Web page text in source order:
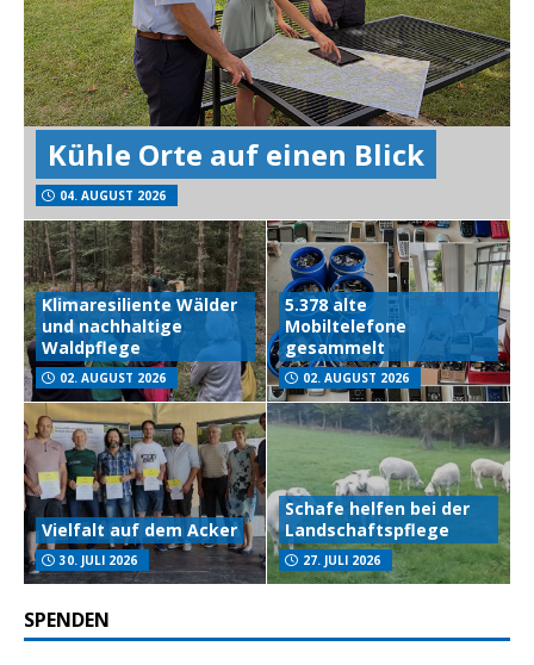
Kühle Orte auf einen Blick
04. AUGUST 2026
Klimaresiliente Wälder
und nachhaltige
Waldpflege
02. AUGUST 2026
5.378 alte
Mobiltelefone
gesammelt
02. AUGUST 2026
Vielfalt auf dem Acker
30. JULI 2026
Schafe helfen bei der
Landschaftspflege
27. JULI 2026
SPENDEN